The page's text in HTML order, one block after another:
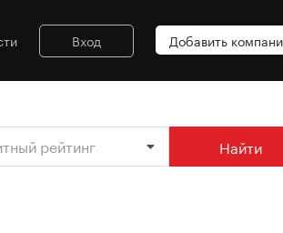
Вход Добавить
рейтинг Найти